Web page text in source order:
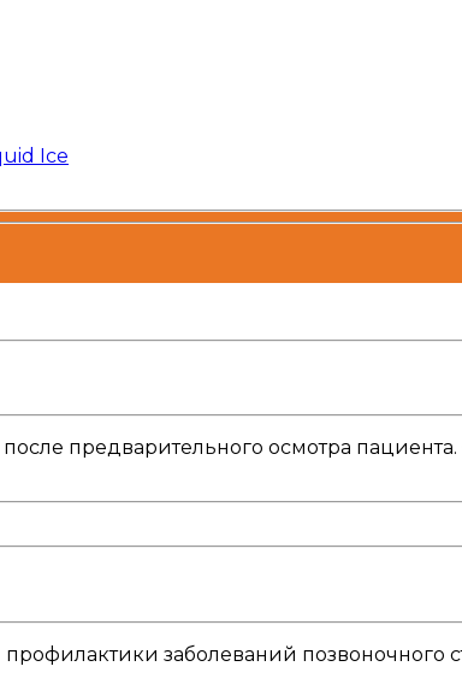
Ice
предварительного осмотра
заболеваний позвоночного